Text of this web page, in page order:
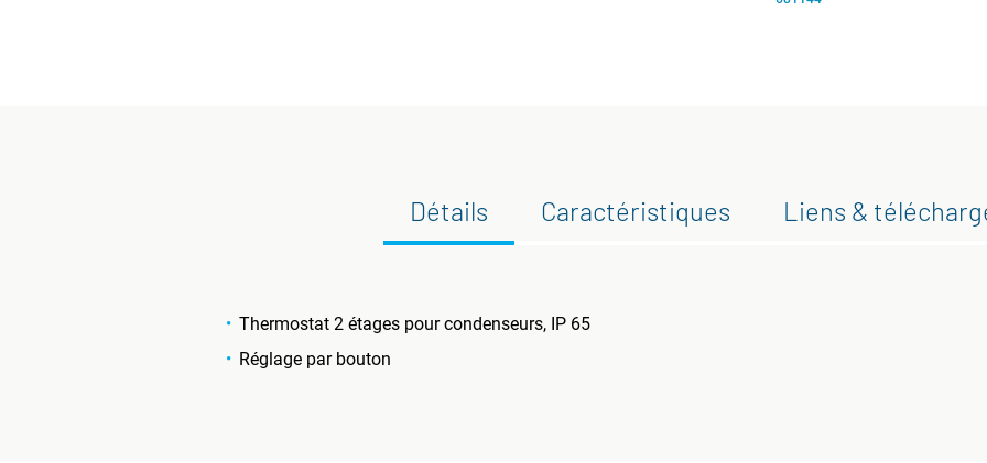
Détails Caractéristiques Liens &
Thermostat 2 étages pour condenseurs, IP 65
Réglage par bouton